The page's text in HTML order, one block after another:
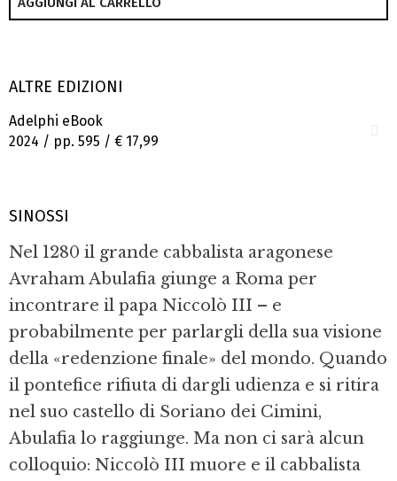
ALTRE EDIZIONI
Adelphi eBook
2024 / pp. 595 / € 17,99
SINOSSI
Nel 1280 il grande cabbalista aragonese
Avraham Abulafia giunge a Roma per
incontrare il papa Niccolò III – e
probabilmente per parlargli della sua visione
della «redenzione finale» del mondo. Quando
il pontefice rifiuta di dargli udienza e si ritira
nel suo castello di Soriano dei Cimini,
Abulafia lo raggiunge. Ma non ci sarà alcun
colloquio: Niccolò III muore e il cabbalista